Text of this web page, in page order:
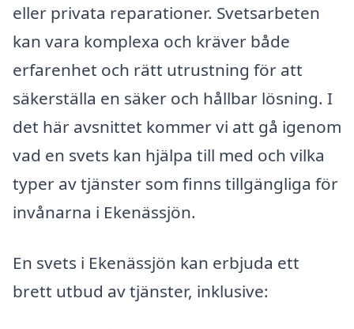
eller privata reparationer. Svetsarbeten
kan vara komplexa och kräver både
erfarenhet och rätt utrustning för att
säkerställa en säker och hållbar lösning. I
det här avsnittet kommer vi att gå igenom
vad en svets kan hjälpa till med och vilka
typer av tjänster som finns tillgängliga för
invånarna i Ekenässjön.
En svets i Ekenässjön kan erbjuda ett
brett utbud av tjänster, inklusive: